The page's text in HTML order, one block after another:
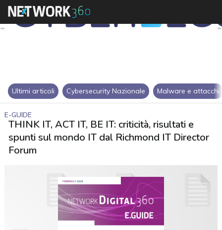
Ultimi articoli Cybersecurity Nazionale Malware e attacchi
E-GUIDE
THINK IT, ACT IT, BE IT: criticità, risultati e
spunti sul mondo IT dal Richmond IT Director
Forum